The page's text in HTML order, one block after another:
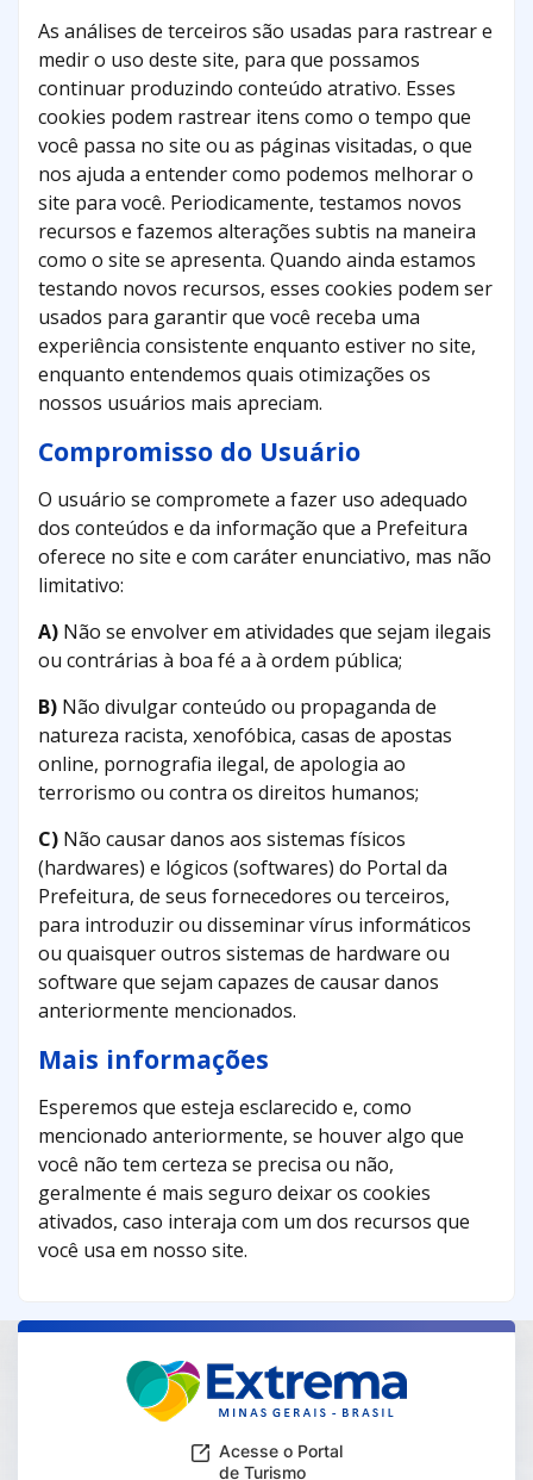
As análises de terceiros são usadas para rastrear e
medir o uso deste site, para que possamos
continuar produzindo conteúdo atrativo. Esses
cookies podem rastrear itens como o tempo que
você passa no site ou as páginas visitadas, o que
nos ajuda a entender como podemos melhorar o
site para você. Periodicamente, testamos novos
recursos e fazemos alterações subtis na maneira
como o site se apresenta. Quando ainda estamos
testando novos recursos, esses cookies podem ser
usados ​​para garantir que você receba uma
experiência consistente enquanto estiver no site,
enquanto entendemos quais otimizações os
nossos usuários mais apreciam.
Compromisso do Usuário
O usuário se compromete a fazer uso adequado
dos conteúdos e da informação que a Prefeitura
oferece no site e com caráter enunciativo, mas não
limitativo:
A) Não se envolver em atividades que sejam ilegais
ou contrárias à boa fé a à ordem pública;
B) Não divulgar conteúdo ou propaganda de
natureza racista, xenofóbica, casas de apostas
online, pornografia ilegal, de apologia ao
terrorismo ou contra os direitos humanos;
C) Não causar danos aos sistemas físicos
(hardwares) e lógicos (softwares) do Portal da
Prefeitura, de seus fornecedores ou terceiros,
para introduzir ou disseminar vírus informáticos
ou quaisquer outros sistemas de hardware ou
software que sejam capazes de causar danos
anteriormente mencionados.
Mais informações
Esperemos que esteja esclarecido e, como
mencionado anteriormente, se houver algo que
você não tem certeza se precisa ou não,
geralmente é mais seguro deixar os cookies
ativados, caso interaja com um dos recursos que
você usa em nosso site.
Acesse o Portal
de Turismo